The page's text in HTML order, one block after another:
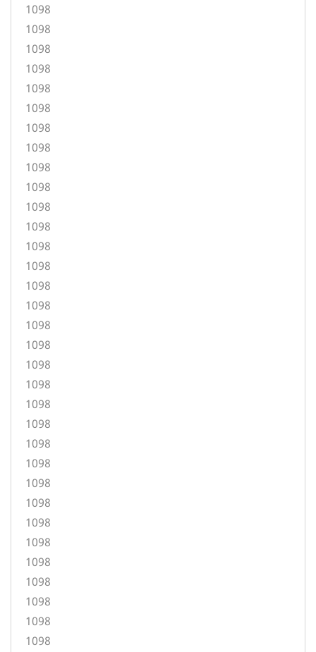
1098
1098
1098
1098
1098
1098
1098
1098
1098
1098
1098
1098
1098
1098
1098
1098
1098
1098
1098
1098
1098
1098
1098
1098
1098
1098
1098
1098
1098
1098
1098
1098
1098